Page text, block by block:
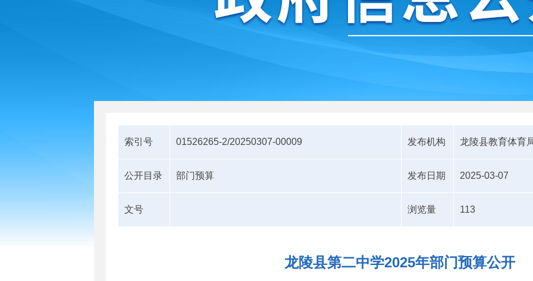
索引号 01526265-2/20250307-00009 发布机构 龙陵县教育体育
公开目录 部门预算 发布日期 2025-03-07
文号 浏览量 113
龙陵县第二中学2025年部门预算公开